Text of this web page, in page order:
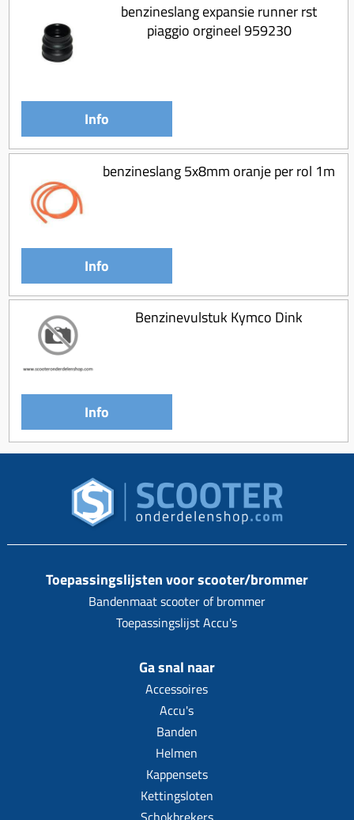
benzineslang expansie runner rst
piaggio orgineel 959230
Info
benzineslang 5x8mm oranje per rol 1m
Info
Benzinevulstuk Kymco Dink
Info
Toepassingslijsten voor scooter/brommer
Bandenmaat scooter of brommer
Toepassingslijst Accu's
Ga snal naar
Accessoires
Accu's
Banden
Helmen
Kappensets
Kettingsloten